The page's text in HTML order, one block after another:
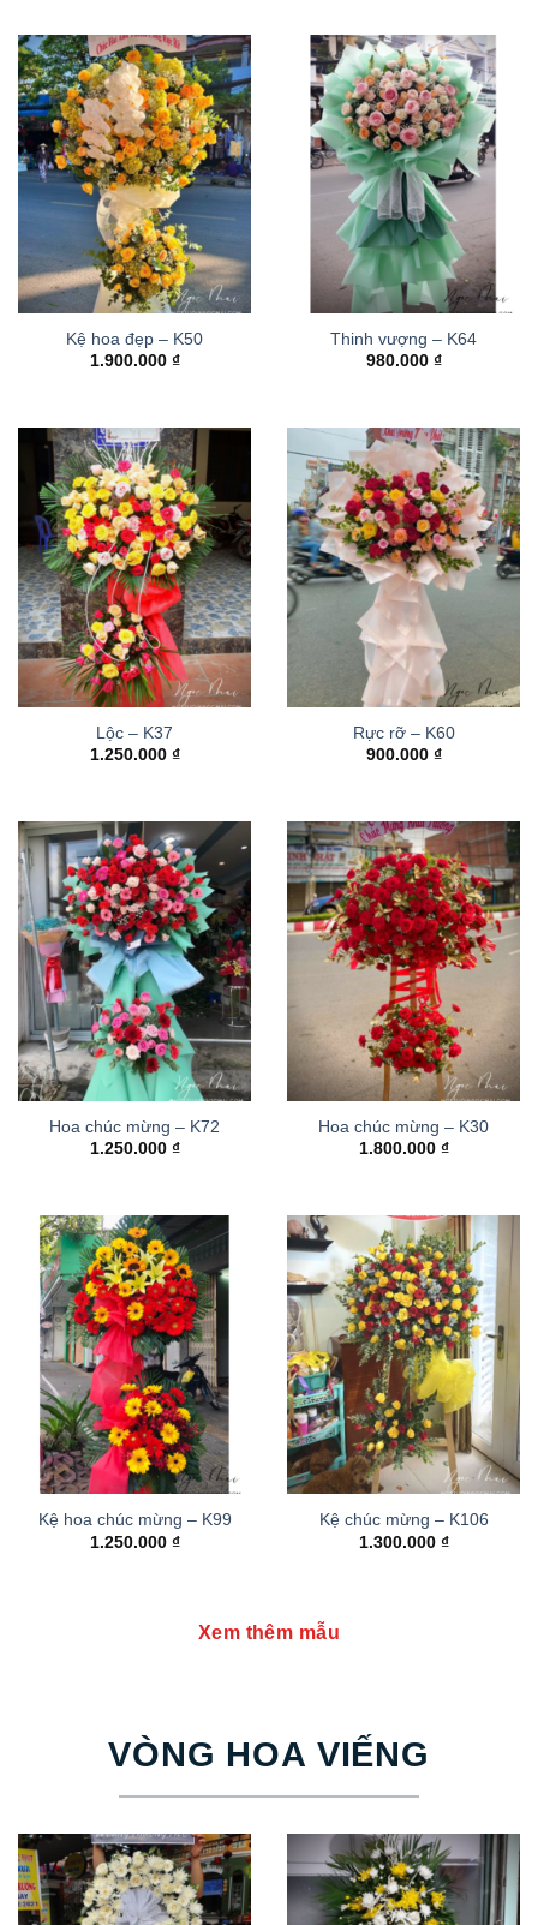
Kệ hoa đẹp – K50
1.900.000 ₫
Thinh vượng – K64
980.000 ₫
Lộc – K37
1.250.000 ₫
Rực rỡ – K60
900.000 ₫
Hoa chúc mừng – K72
1.250.000 ₫
Hoa chúc mừng – K30
1.800.000 ₫
Kệ hoa chúc mừng – K99
1.250.000 ₫
Kệ chúc mừng – K106
1.300.000 ₫
Xem thêm mẫu
VÒNG HOA VIẾNG